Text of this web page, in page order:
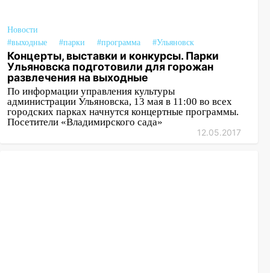
Новости
#выходные
#парки #программа #Ульяновск
Концерты, выставки и конкурсы. Парки
Ульяновска подготовили для горожан
развлечения на выходные
По информации управления культуры
администрации Ульяновска, 13 мая в 11:00 во всех
городских парках начнутся концертные программы.
Посетители «Владимирского сада»
12.05.2017